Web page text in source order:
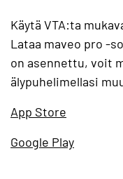
Käytä VTA:ta
Lataa maveo pro -
on asennettu, voit
älypuhelimellasi
App Store
Google Play